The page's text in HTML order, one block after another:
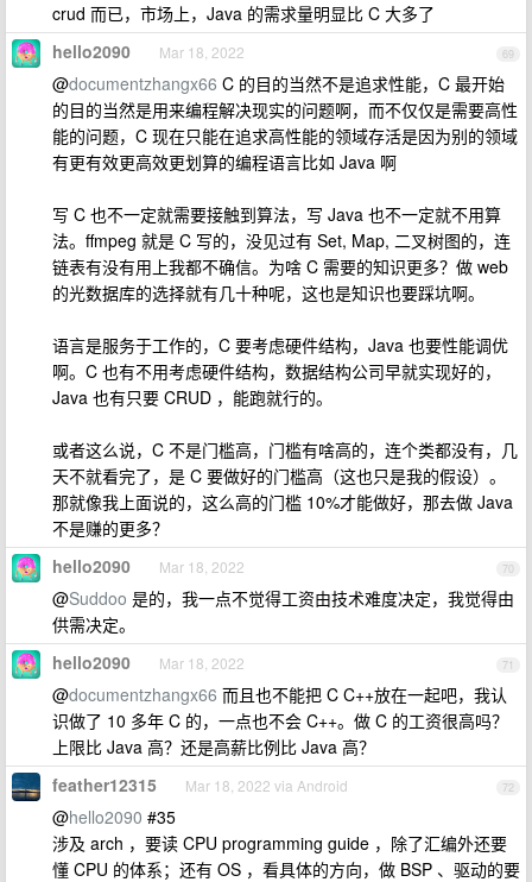
crud 而已，市场上，Java 的需求量明显比 C 大多了
69
hello2090 Mar 18, 2022
@documentzhangx66 C 的目的当然不是追求性能，C 最开始
的目的当然是用来编程解决现实的问题啊，而不仅仅是需要高性
能的问题，C 现在只能在追求高性能的领域存活是因为别的领域
有更有效更高效更划算的编程语言比如 Java 啊
写 C 也不一定就需要接触到算法，写 Java 也不一定就不用算
法。ffmpeg 就是 C 写的，没见过有 Set, Map, 二叉树图的，连
链表有没有用上我都不确信。为啥 C 需要的知识更多？做 web
的光数据库的选择就有几十种呢，这也是知识也要踩坑啊。
语言是服务于工作的，C 要考虑硬件结构，Java 也要性能调优
啊。C 也有不用考虑硬件结构，数据结构公司早就实现好的，
Java 也有只要 CRUD ，能跑就行的。
或者这么说，C 不是门槛高，门槛有啥高的，连个类都没有，几
天不就看完了，是 C 要做好的门槛高（这也只是我的假设）。
那就像我上面说的，这么高的门槛 10%才能做好，那去做 Java
不是赚的更多？
70
hello2090 Mar 18, 2022
@Suddoo 是的，我一点不觉得工资由技术难度决定，我觉得由
供需决定。
71
hello2090 Mar 18, 2022
@documentzhangx66 而且也不能把 C C++放在一起吧，我认
识做了 10 多年 C 的，一点也不会 C++。做 C 的工资很高吗？
上限比 Java 高？还是高薪比例比 Java 高？
72
feather12315 Mar 18, 2022 via Android
@hello2090 #35
涉及 arch ，要读 CPU programming guide ，除了汇编外还要
懂 CPU 的体系；还有 OS ，看具体的方向，做 BSP 、驱动的要